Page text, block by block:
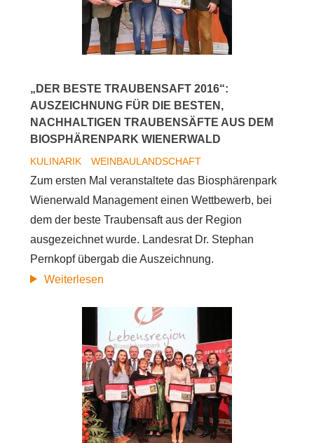
„DER BESTE TRAUBENSAFT 2016“:
AUSZEICHNUNG FÜR DIE BESTEN,
NACHHALTIGEN TRAUBENSÄFTE AUS DEM
BIOSPHÄRENPARK WIENERWALD
KULINARIK WEINBAULANDSCHAFT
Zum ersten Mal veranstaltete das Biosphärenpark
Wienerwald Management einen Wettbewerb, bei
dem der beste Traubensaft aus der Region
ausgezeichnet wurde. Landesrat Dr. Stephan
Pernkopf übergab die Auszeichnung.
Weiterlesen
Traubensaft
2016“:
Auszeichnung
für
die
besten,
nachhaltigen